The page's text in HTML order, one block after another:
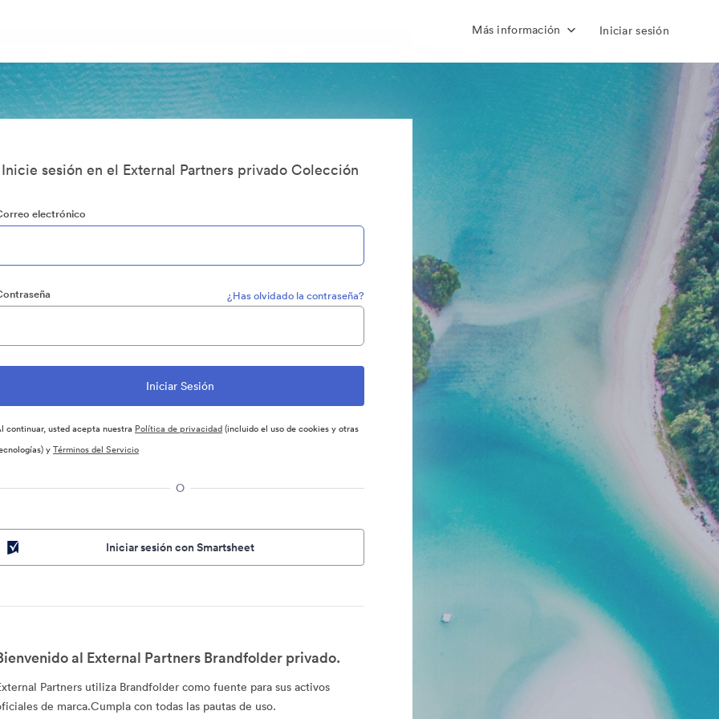
Más información Iniciar sesión
Inicie sesión en el External Partners privado Colección
electrónico
¿Has olvidado la contraseña?
continuar, usted acepta nuestra Política de privacidad(incluido el uso de cookies y otras
yTérminos del Servicio
O
Iniciar sesión con Smartsheet
al External Partners Brandfolder privado.
Partners utiliza Brandfolder como fuente para sus activos
de marca.Cumpla con todas las pautas de uso.